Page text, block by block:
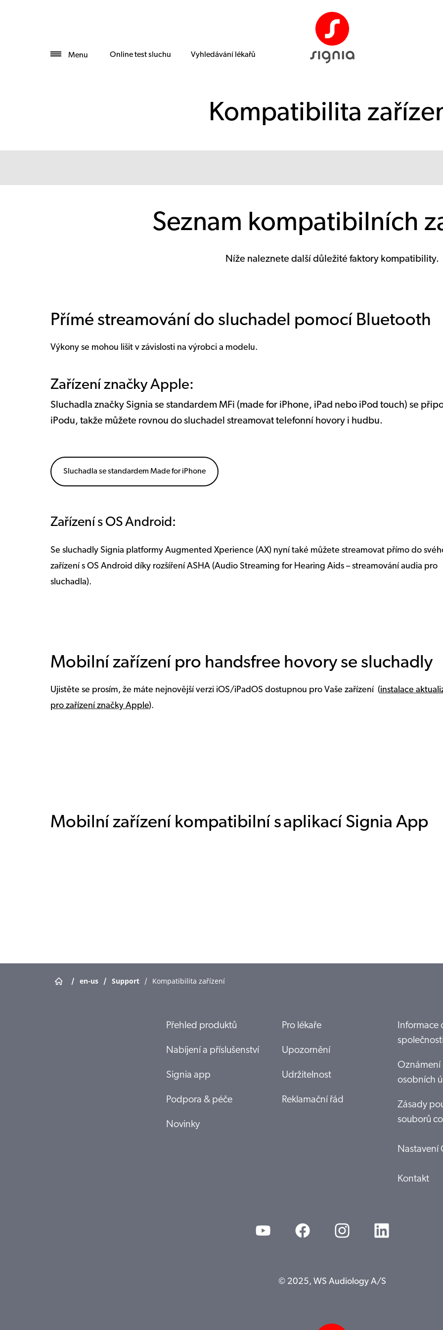
Menu Online test sluchu Vyhledávání lékařů
Kompatibilita
Seznam kompatibilních
Níže naleznete další důležité faktory kompatibility.
Přímé streamování do sluchadel pomocí Bluetooth
Výkony se mohou lišit v závislosti na výrobci a modelu.
Zařízení značky Apple:
Sluchadla značky Signia se standardem MFi (made for iPhone, iPad nebo iPod touch) se
iPodu, takže můžete rovnou do sluchadel streamovat telefonní hovory i hudbu.
Sluchadla se standardem Made for iPhone
Zařízení s OS Android:
Se sluchadly Signia platformy Augmented Xperience (AX) nyní také můžete streamovat přímo do
zařízení s OS Android díky rozšíření ASHA (Audio Streaming for Hearing Aids – streamování audia pro
sluchadla).
Mobilní zařízení pro handsfree hovory se sluchadly
Ujistěte se prosím, že máte nejnovější verzi iOS/iPadOS dostupnou pro Vaše zařízení (instalace
pro zařízení značky Apple).
Mobilní zařízení kompatibilní s aplikací Signia App
/ en-us / Support / Kompatibilita zařízení
Přehled produktů
Nabíjení a příslušenství
Signia app
Podpora & péče
Novinky
Pro lékaře
Upozornění
Udržitelnost
Reklamační řád
Informace
Oznámení
osobních
Zásady
souborů
Nastavení
Kontakt
© 2025, WS Audiology A/S